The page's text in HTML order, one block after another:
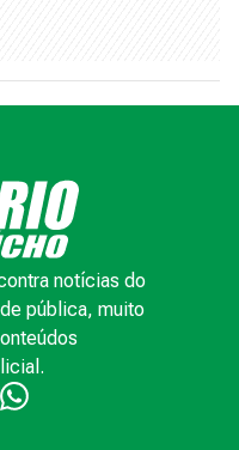
notícias do
pública, muito